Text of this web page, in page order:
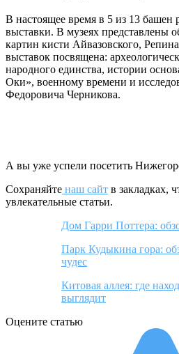
В настоящее время в 5 из 13
выставки. В музеях представлены
картин кисти Айвазовского,
выставок посвящена:
народного единства, истории
Оки», военному времени и
Федоровича Черникова.
А вы уже успели посетить
Сохраняйте наш сайт в закладках,
увлекательные статьи.
Дом Гарри Поттера:
Парк Кудыкина гора:
чудес
Китовая аллея: где
выглядит
Оцените статью